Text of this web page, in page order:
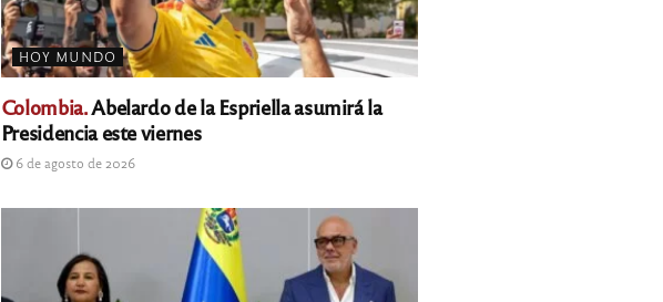
HOY MUNDO
Colombia.Abelardo de la Espriella asumirá la
Presidencia este viernes
6 de agosto de 2026